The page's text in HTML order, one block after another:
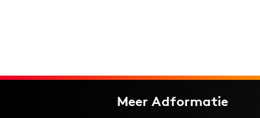
Meer Adformatie